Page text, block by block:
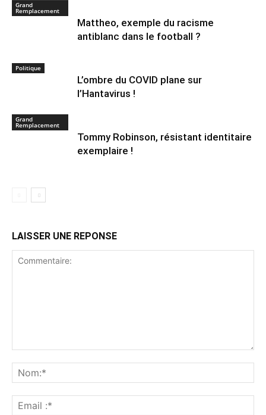
Grand
Remplacement
Mattheo, exemple du racisme
antiblanc dans le football ?
Politique
L’ombre du COVID plane sur
l’Hantavirus !
Grand
Remplacement
Tommy Robinson, résistant identitaire
exemplaire !
LAISSER UNE REPONSE